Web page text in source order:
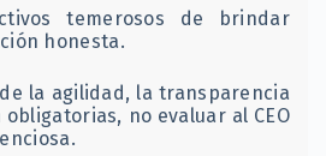
temerosos de brindar
honesta.
la agilidad, la transparencia
no evaluar al CEO